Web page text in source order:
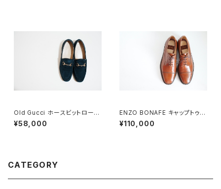
Old Gucci ホースビットローフ
ァー 36C Navy Suede
¥58,000
ENZO BONAFE キャップトゥ 4
4 DEADSTOCK
¥110,000
CATEGORY